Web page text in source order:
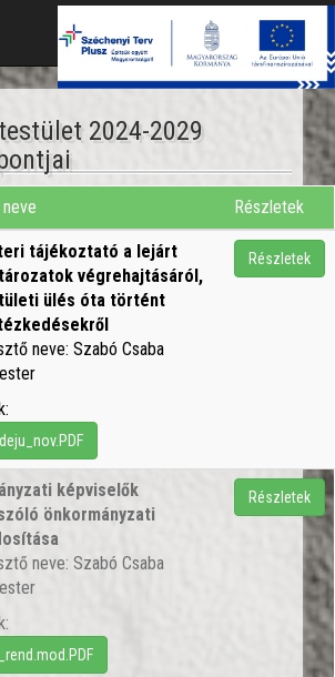
2024-2029
Részletek
tájékoztató a lejárt
végrehajtásáról,
ülés óta történt
neve: Szabó Csaba
Részletek
képviselők
önkormányzati
neve: Szabó Csaba
Részletek